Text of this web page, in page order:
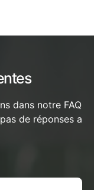
dans notre FAQ
de réponses a